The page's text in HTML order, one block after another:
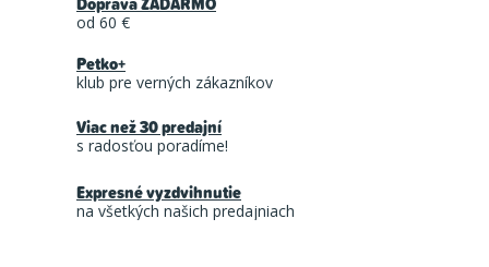
a
p
r
od 60 €
Petko+
klub pre verných zákazníkov
Viac než 30 predajní
s radosťou poradíme!
Expresné vyzdvihnutie
na všetkých našich predajniach